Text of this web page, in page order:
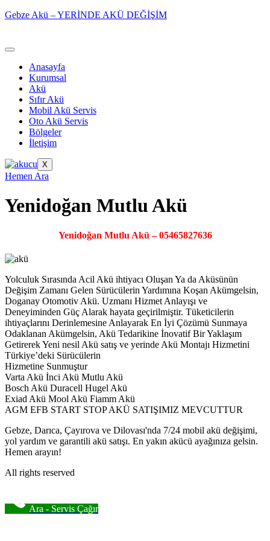
Gebze Akü – YERİNDE AKÜ DEĞİŞİM
Anasayfa
Kurumsal
Akü
Sıfır Akü
Mobil Akü Servis
Oto Akü Servis
Bölgeler
İletişim
X
Hemen Ara
Yenidoğan Mutlu Akü
Yenidoğan Mutlu Akü – 05465827636
Yolculuk Sırasında Acil Akü ihtiyacı Oluşan Ya da Aküsünün
Değişim Zamanı Gelen Sürücülerin Yardımına Koşan Akümgelsin,
Doganay Otomotiv Akü. Uzmanı Hizmet Anlayışı ve
Deneyiminden Güç Alarak hayata geçirilmiştir. Tüketicilerin
ihtiyaçlarını Derinlemesine Anlayarak En İyi Çözümü Sunmaya
Odaklanan Akümgelsin, Akü Tedarikine İnovatif Bir Yaklaşım
Getirerek Yeni nesil Akü satış ve yerinde Akü Montajı Hizmetini
Türkiye’deki Sürücülerin
Hizmetine Sunmuştur
Varta Akü İnci Akü Mutlu Akü
Bosch Akü Duracell Hugel Akü
Exiad Akü Mool Akü Fiamm Akü
AGM EFB START STOP AKÜ SATIŞIMIZ MEVCUTTUR
Gebze, Darıca, Çayırova ve Dilovası'nda 7/24 mobil akü değişimi,
yol yardım ve garantili akü satışı. En yakın akücü ayağınıza gelsin.
Hemen arayın!
All rights reserved
Ara - Servis Çağır